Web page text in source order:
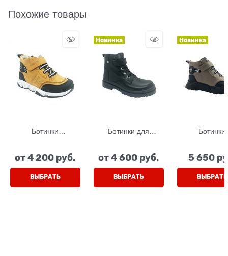
Похожие товары
Ботинки
липучка
от4 200 руб.
ВЫБРАТЬ
Новинка
Ботинки для
шнурки
от4 600 руб.
ВЫБРАТЬ
Новинка
Ботинки
шнурки/
5 650
ВЫБРАТЬ